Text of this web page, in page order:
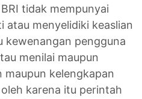
tidak mempunyai
atau menyelidiki keaslian
kewenangan pengguna
menilai maupun
kelengkapan
karena itu perintah